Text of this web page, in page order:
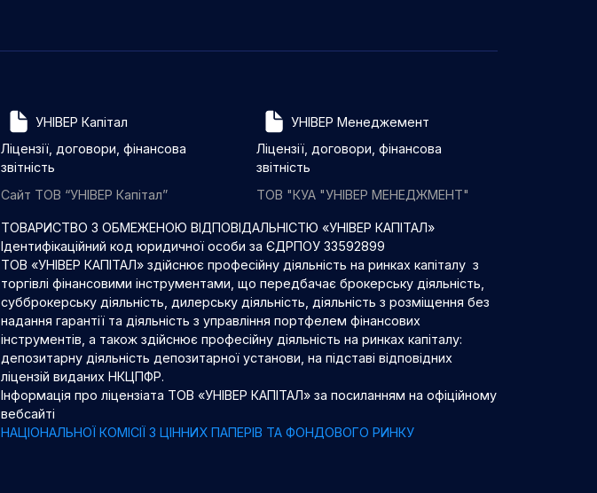
УНІВЕР Капітал
Ліцензії, договори, фінансова
звітність
Сайт ТОВ “УНІВЕР Капітал”
УНІВЕР Менеджемент
Ліцензії, договори, фінансова
звітність
ТОВ "КУА "УНІВЕР МЕНЕДЖМЕНТ"
ТОВАРИСТВО З ОБМЕЖЕНОЮ ВІДПОВІДАЛЬНІСТЮ «УНІВЕР КАПІТАЛ»
Ідентифікаційний код юридичної особи за ЄДРПОУ 33592899
ТОВ «УНІВЕР КАПІТАЛ» здійснює професійну діяльність на ринках капіталу з
торгівлі фінансовими інструментами, що передбачає брокерську діяльність,
субброкерську діяльність, дилерську діяльність, діяльність з розміщення без
надання гарантії та діяльність з управління портфелем фінансових
інструментів, а також здійснює професійну діяльність на ринках капіталу:
депозитарну діяльність депозитарної установи, на підставі відповідних
ліцензій виданих НКЦПФР.
Інформація про ліцензіата ТОВ «УНІВЕР КАПІТАЛ» за посиланням на офіційному
вебсайті
НАЦІОНАЛЬНОЇ КОМІСІЇ З ЦІННИХ ПАПЕРІВ ТА ФОНДОВОГО РИНКУ